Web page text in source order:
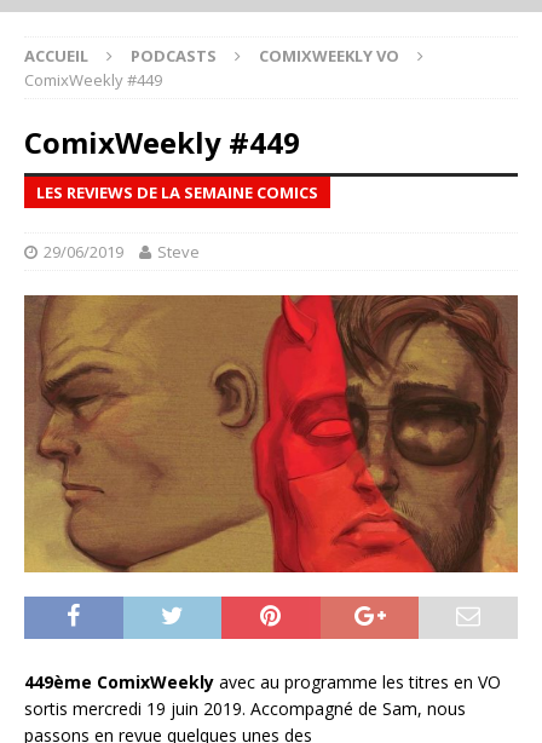
ACCUEIL PODCASTS
COMIXWEEKLY VO
ComixWeekly #449
ComixWeekly #449
LES REVIEWS DE LA SEMAINE COMICS
29/06/2019 Steve
449ème ComixWeekly avec au programme les titres en VO
sortis mercredi 19 juin 2019. Accompagné de Sam, nous
passons en revue quelques unes des